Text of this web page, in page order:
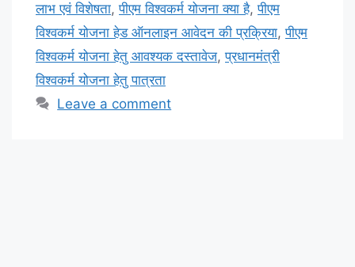
लाभ एवं विशेषता,पीएम विश्वकर्म योजना क्या है,पीएम
विश्वकर्म योजना हेड ऑनलाइन आवेदन की प्रक्रिया,पीएम
विश्वकर्म योजना हेतु आवश्यक दस्तावेज,प्रधानमंत्री
विश्वकर्म योजना हेतु पात्रता
Leave a comment